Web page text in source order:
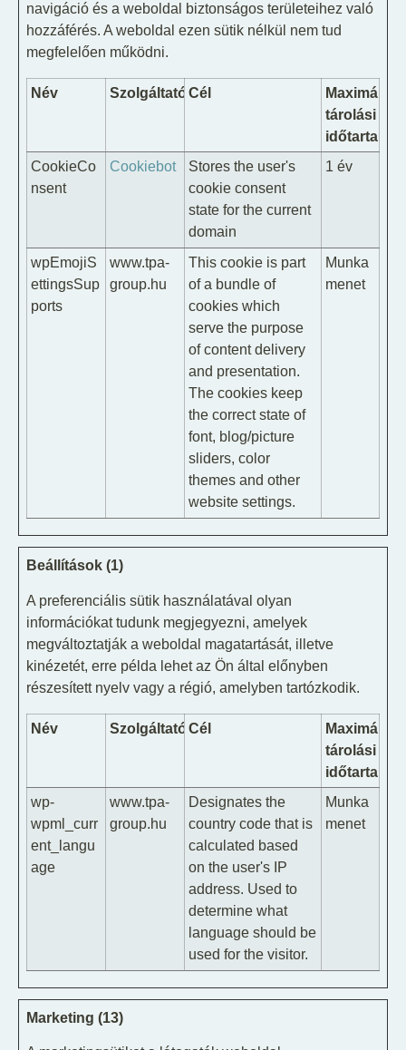
navigáció és a weboldal biztonságos területeihez való
hozzáférés. A weboldal ezen sütik nélkül nem tud
megfelelően működni.
Név Szolgáltató Cél
Maximális
tárolási
időtartam
CookieCo
nsent
Cookiebot
Stores the user's
cookie consent
state for the current
domain
1 év
wpEmojiS
ettingsSup
ports
www.tpa-
group.hu
This cookie is part
of a bundle of
cookies which
serve the purpose
of content delivery
and presentation.
The cookies keep
the correct state of
font, blog/picture
sliders, color
themes and other
website settings.
Munka
menet
Beállítások (1)
A preferenciális sütik használatával olyan
információkat tudunk megjegyezni, amelyek
megváltoztatják a weboldal magatartását, illetve
kinézetét, erre példa lehet az Ön által előnyben
részesített nyelv vagy a régió, amelyben tartózkodik.
Név Szolgáltató Cél
Maximális
tárolási
időtartam
wp-
wpml_curr
ent_langu
age
www.tpa-
group.hu
Designates the
country code that is
calculated based
on the user's IP
address. Used to
determine what
language should be
used for the visitor.
Munka
menet
Marketing (13)